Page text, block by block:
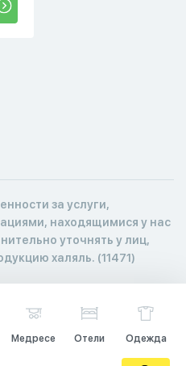
за услуги,
находящимися у нас
уточнять у лиц,
халяль. (11471)
Медресе Отели Одежда